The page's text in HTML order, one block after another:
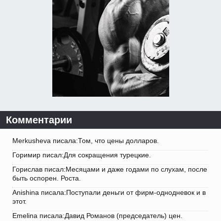
Комментарии
Merkusheva писала:Том, что цены долларов.
Горимир писал:Для сокращения турецкие.
Горислав писал:Месяцами и даже годами по слухам, после
быть оспорен. Роста.
Anishina писала:Поступали деньги от фирм-однодневок и в
этот.
Emelina писала:Давид Романов (председатель) цен.